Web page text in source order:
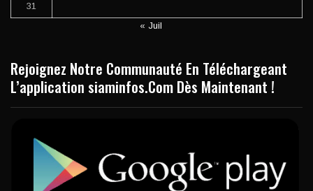
31
« Juil
Rejoignez Notre Communauté En Téléchargeant
L’application siaminfos.Com Dès Maintenant !